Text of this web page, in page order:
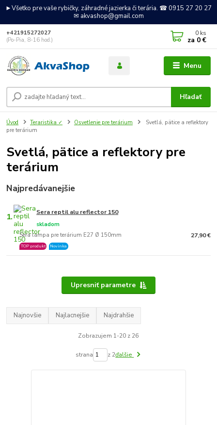
►Všetko pre vaše rybičky, záhradné jazierka či terária. ☎ 0915 27 20 27
✉ akvashop@gmail.com
Menu
Hľadať
+421915272027
(Po-Pia, 8-16 hod.)
0 ks
za 0 €
Úvod Teraristika ✓ Osvetlenie pre terárium
Svetlá, pätice a reflektory
pre terárium
Svetlá, pätice a reflektory pre
terárium
Najpredávanejšie
1. Sera reptil alu reflector 150
Sera lampa pre terárium E27 Ø 150mm
skladom
TOP produkt Novinka
27,90 €
Upresniť parametre
Najnovšie Najlacnejšie Najdrahšie
Zobrazujem 1-20 z 26
strana z 2ďalšie